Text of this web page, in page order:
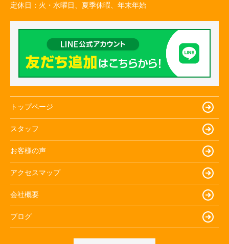
定休日： 火・水曜日、夏季休暇、年末年始
トップページ
スタッフ
お客様の声
アクセスマップ
会社概要
ブログ